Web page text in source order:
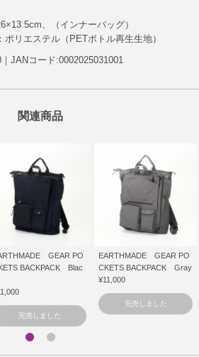
、（インナーバッグ）
リエステル（PETボトル再生生地）
JANコード:0002025031001
関連商品
GEAR PO
BACKPACK Blac
完売しました
EARTHMADE GEAR PO
CKETS BACKPACK Gray
¥11,000
完売しました